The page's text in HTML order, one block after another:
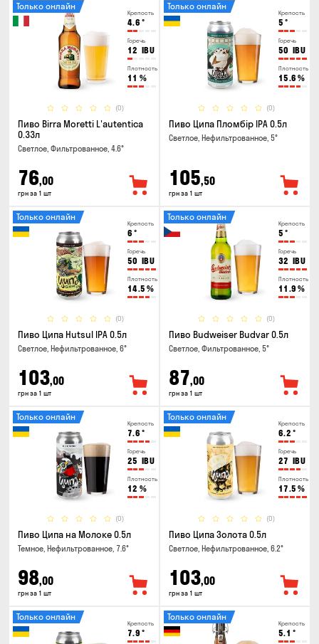
Крепость
4.6 °
Горечь
12 IBU
Плотность
11 %
(0)
Только онлайн
Пиво Birra Moretti L'autentica
0.33л
Светлое, Фильтрованное, 4.6°
76,00
грн за 1 шт
Крепость
5 °
Горечь
50 IBU
Плотность
15.6 %
(0)
Только онлайн
Пиво Ципа Пломбір IPA 0.5л
Светлое, Нефильтрованное, 5°
105,50
грн за 1 шт
Крепость
6 °
Горечь
50 IBU
Плотность
14.5 %
(0)
Только онлайн
Пиво Ципа Hutsul IPA 0.5л
Светлое, Нефильтрованное, 6°
103,00
грн за 1 шт
Крепость
5 °
Горечь
32 IBU
Плотность
11.9 %
(0)
Только онлайн
Пиво Budweiser Budvar 0.5л
Светлое, Фильтрованное, 5°
87,00
грн за 1 шт
Крепость
7.6 °
Горечь
25 IBU
Плотность
12 %
(0)
Только онлайн
Пиво Ципа на Молоке 0.5л
Темное, Нефильтрованное, 7.6°
98,00
грн за 1 шт
Крепость
6.2 °
Горечь
27 IBU
Плотность
17.5 %
(0)
Только онлайн
Пиво Ципа Золота 0.5л
Светлое, Нефильтрованное, 6.2°
103,00
грн за 1 шт
Крепость
7.9 °
Только онлайн
Крепость
5.1 °
Только онлайн